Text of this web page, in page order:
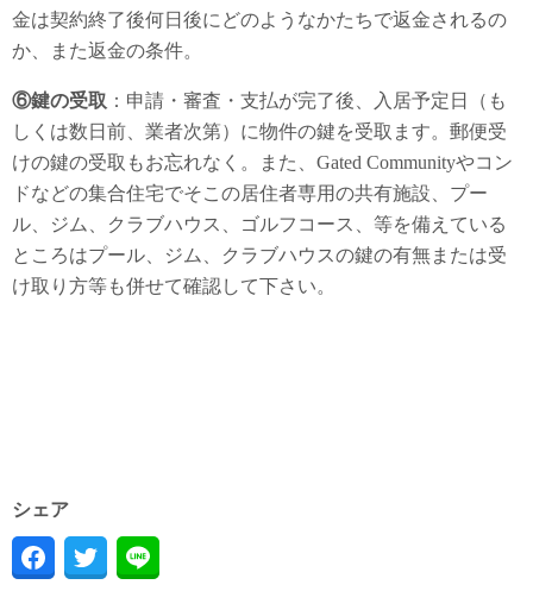
金は契約終了後何日後にどのようなかたちで返金されるの
か、また返金の条件。
⑥鍵の受取 ：申請・審査・支払が完了後、入居予定日（も
しくは数日前、業者次第）に物件の鍵を受取ます。郵便受
けの鍵の受取もお忘れなく。また、Gated Communityやコン
ドなどの集合住宅でそこの居住者専用の共有施設、プー
ル、ジム、クラブハウス、ゴルフコース、等を備えている
ところはプール、ジム、クラブハウスの鍵の有無または受
け取り方等も併せて確認して下さい。
シェア